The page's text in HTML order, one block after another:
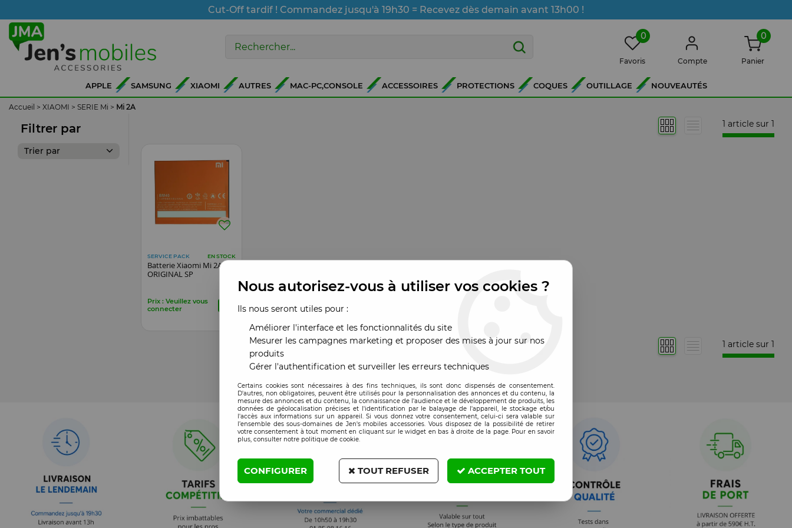
Cut-Off tardif ! Commandez jusqu'à 19h30 = Recevez dès demain avant 13h00 !
0
Favoris Compte
0
Panier
APPLE SAMSUNG XIAOMI AUTRES MAC-PC,CONSOLE ACCESSOIRES PROTECTIONS COQUES OUTILLAGE NOUVEAUTÉS
Accueil > XIAOMI > SERIE Mi > Mi 2A
Filtrer par
Trier par
1 article sur 1
SERVICE PACK EN STOCK
Batterie Xiaomi Mi 2A
ORIGINAL SP
Prix : Veuillez vous
connecter
1 article sur 1
Nous autorisez-vous à utiliser vos cookies ?
Ils nous seront utiles pour :
Améliorer l'interface et les fonctionnalités du site
Mesurer les campagnes marketing et proposer des mises à jour sur nos
produits
Gérer l'authentification et surveiller les erreurs techniques
Certains cookies sont nécessaires à des fins techniques, ils sont donc dispensés de consentement.
D'autres, non obligatoires, peuvent être utilisés pour la personnalisation des annonces et du contenu, la
mesure des annonces et du contenu, la connaissance de l'audience et le développement de produits, les
données de géolocalisation précises et l'identification par le balayage de l'appareil, le stockage et/ou
l'accès aux informations sur un appareil. Si vous donnez votre consentement, celui-ci sera valable sur
l’ensemble des sous-domaines de Jen's mobiles accessories. Vous disposez de la possibilité de retirer
votre consentement à tout moment en cliquant sur le widget en bas à droite de la page. Pour en savoir
plus, consulter notre politique de cookie.
CONFIGURER TOUT REFUSER ACCEPTER TOUT